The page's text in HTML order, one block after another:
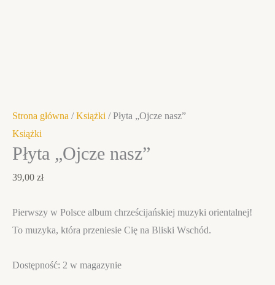
Strona główna /Książki / Płyta „Ojcze nasz”
Książki
Płyta „Ojcze nasz”
39,00 zł
Pierwszy w Polsce album chrześcijańskiej muzyki orientalnej!
To muzyka, która przeniesie Cię na Bliski Wschód.
Dostępność: 2 w magazynie